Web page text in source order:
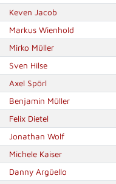
Keven Jacob
Markus Wienhold
Mirko Müller
Sven Hilse
Axel Spörl
Benjamin Müller
Felix Dietel
Jonathan Wolf
Michele Kaiser
Danny Argüello